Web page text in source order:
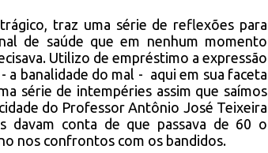
traz uma série de reflexões para
de saúde que em nenhum momento
Utilizo de empréstimo a expressão
banalidade do mal - aqui em sua faceta
série de intempéries assim que saímos
do Professor Antônio José Teixeira
davam conta de que passava de 60 o
nos confrontos com os bandidos.